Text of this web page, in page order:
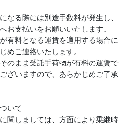
なる際には別途手数料が発生し、
お支払いをお願いいたします。
有料となる運賃を適用する場合に
めご連絡いたします。
のまま受託手荷物が有料の運賃で
ざいますので、あらかじめご了承
いて
関しましては、方面により乗継時